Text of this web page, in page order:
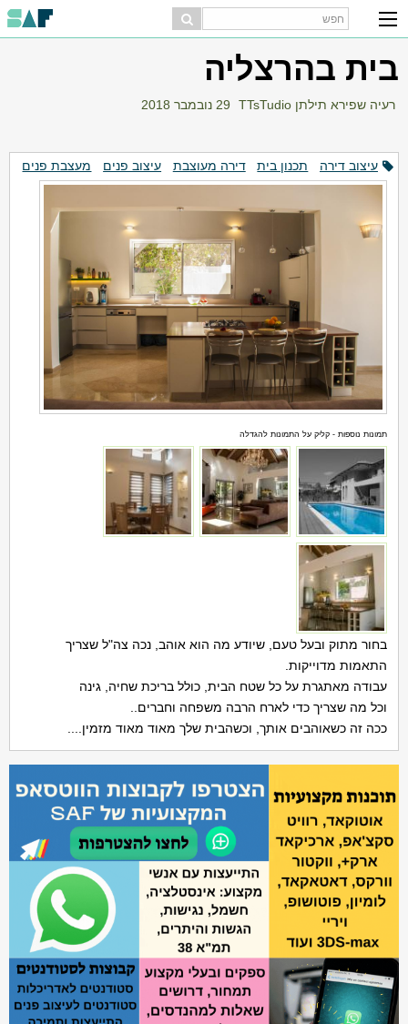
בית בהרצליה
רעיה שפירא תילתן TTsTudio 29 נובמבר 2018
עיצוב דירה תכנון בית דירה מעוצבת עיצוב פנים מעצבת פנים
תמונות נוספות - קליק על התמונות להגדלה
בחור מתוק ובעל טעם, שיודע מה הוא אוהב, נכה צה"ל שצריך
התאמות מדוייקות.
עבודה מאתגרת על כל שטח הבית, כולל בריכת שחיה, גינה
וכל מה שצריך כדי לארח הרבה משפחה וחברים..
ככה זה כשאוהבים אותך, וכשהבית שלך מאוד מאוד מזמין....